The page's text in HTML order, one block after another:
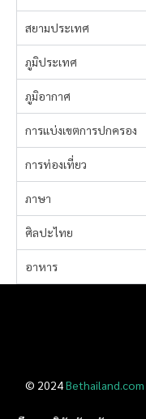
สยามประเทศ
ภูมิประเทศ
ภูมิอากาศ
การแบ่งเขตการปกครอง
การท่องเที่ยว
ภาษา
ศิลปะไทย
อาหาร
© 2024Bethailand.com